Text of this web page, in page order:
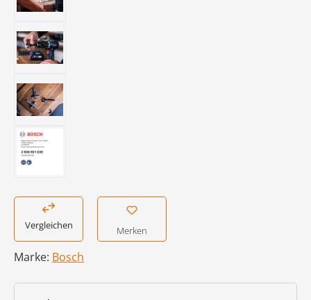
Vergleichen Merken
Marke: Bosch